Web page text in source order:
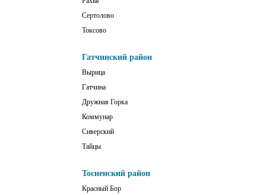
Сертолово
Токсово
Гатчинский район
Вырица
Гатчина
Дружная Горка
Коммунар
Сиверский
Тайцы
Тосненский район
Красный Бор